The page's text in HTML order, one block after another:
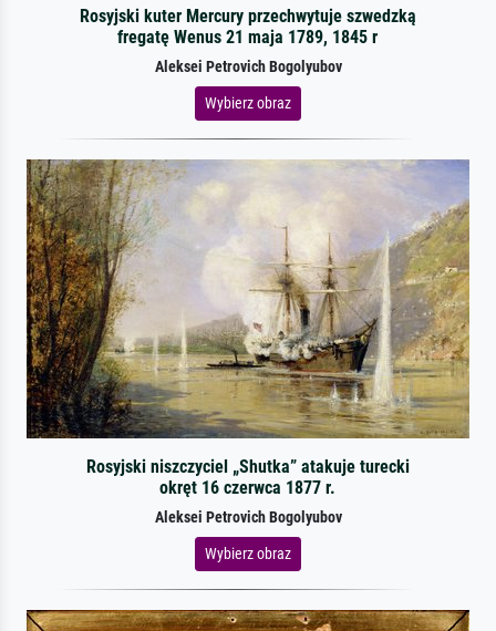
Rosyjski kuter Mercury przechwytuje szwedzką
fregatę Wenus 21 maja 1789, 1845 r
Aleksei Petrovich Bogolyubov
Wybierz obraz
Rosyjski niszczyciel „Shutka” atakuje turecki
okręt 16 czerwca 1877 r.
Aleksei Petrovich Bogolyubov
Wybierz obraz